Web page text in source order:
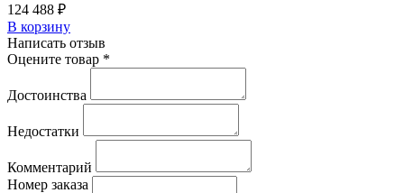
124 488 ₽
В корзину
Написать отзыв
Оцените товар *
Достоинства
Недостатки
Комментарий
Номер заказа